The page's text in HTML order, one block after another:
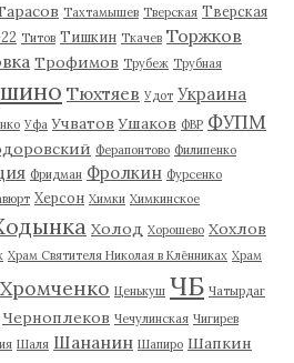
Тахтамышев Тверская Тверская
Титов Тишкин Ткачев Торжков
Трофимов Трубеж Трубная
Тюхтяев Удот Украина
Уфа Учватов Ушаков ФВР ФУПМ
Ферапонтово Филипенко
Фридман Фролкин Фурсенко
Херсон Химки Химкинское
Холод Хорошево Хохлов
Храм Святителя Николая в Клённиках Храм
Хромченко Ценькуш ЧБ Чатырдаг
Черноплеков Чечулинская Чигирев
Шаля Шананин Шапиро Шапкин